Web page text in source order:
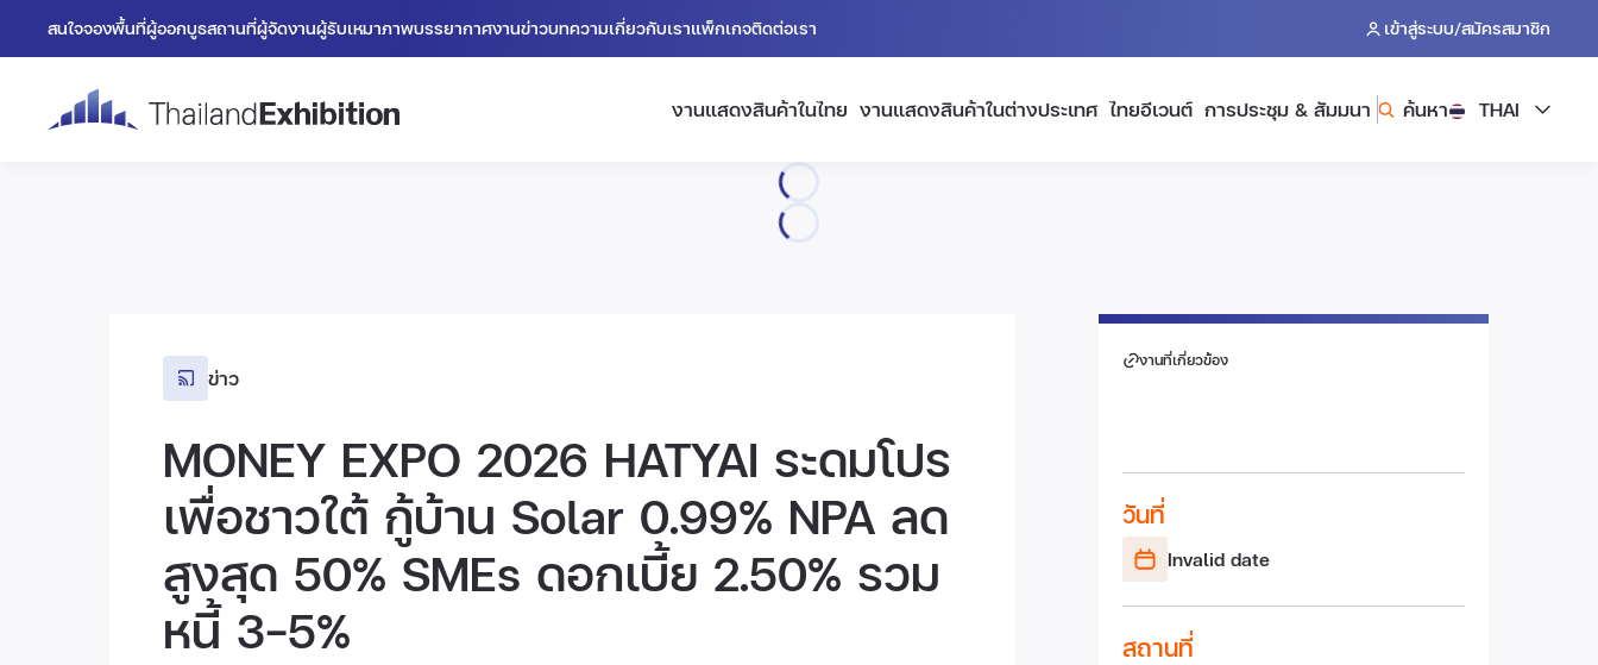
สนใจจองพื้นที่ผู้ออกบูธสถานที่ผู้จัดงานผู้รับเหมาภาพบรรยากาศงานข่าวบทความเกี่ยวกับเราแพ็กเกจติดต่อเรา เข้าสู่ระบบ/สมัครสมาชิก
งานแสดงสินค้าในไทย งานแสดงสินค้าในต่างประเทศ ไทยอีเวนต์ การประชุม & สัมมนา ค้นหา THAI
ข่าว
MONEY EXPO 2026 HATYAI ระดมโปร
เพื่อชาวใต้ กู้บ้าน Solar 0.99% NPA ลด
สูงสุด 50% SMEs ดอกเบี้ย 2.50% รวม
หนี้ 3-5%
งานที่เกี่ยวข้อง
วันที่
Invalid date
สถานที่